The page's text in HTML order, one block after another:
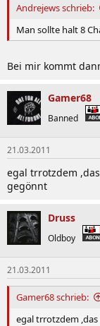
Andrejews schrieb:
Man sollte halt 8
Bei mir kommt
Gamer68
Banned
21.03.2011
egal trrotzdem
gegönnt
Druss
Oldboy
21.03.2011
Gamer68 schrieb:
egal trrotzdem